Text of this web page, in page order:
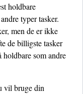
holdbare
typer tasker.
men de er ikke
de billigste tasker
som andre
vil bruge din